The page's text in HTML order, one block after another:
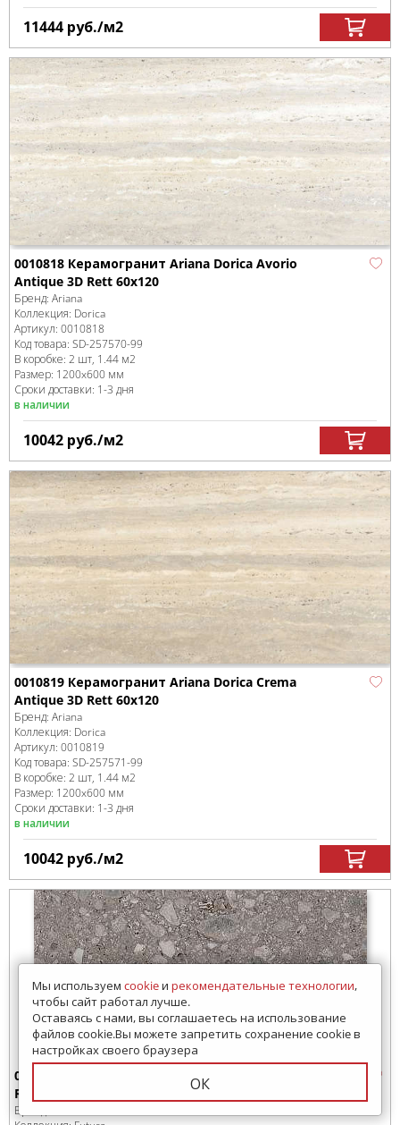
11444 руб./м2
0010818 Керамогранит Ariana Dorica Avorio
Antique 3D Rett 60x120
Бренд: Ariana
Коллекция: Dorica
Артикул: 0010818
Код товара: SD-257570-99
В коробке: 2 шт, 1.44 м2
Размер: 1200x600 мм
Сроки доставки: 1-3 дня
в наличии
10042 руб./м2
0010819 Керамогранит Ariana Dorica Crema
Antique 3D Rett 60x120
Бренд: Ariana
Коллекция: Dorica
Артикул: 0010819
Код товара: SD-257571-99
В коробке: 2 шт, 1.44 м2
Размер: 1200x600 мм
Сроки доставки: 1-3 дня
в наличии
10042 руб./м2
0002950 Керамогранит Ariana Futura Tortora Nat
Ret 60х120
Бренд:
Мы используем cookieи рекомендательные технологии,
чтобы сайт работал лучше.
Оставаясь с нами, вы соглашаетесь на использование
файлов cookie.Вы можете запретить сохранение cookie в
настройках своего браузера
ОК